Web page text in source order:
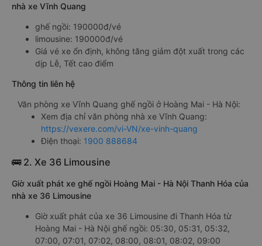
nhà xe Vĩnh Quang
ghế ngồi: 190000đ/vé
limousine: 190000đ/vé
Giá vé xe ổn định, không tăng giảm đột xuất trong các
dịp Lễ, Tết cao điểm
Thông tin liên hệ
Văn phòng xe Vĩnh Quang ghế ngồi ở Hoàng Mai - Hà Nội:
Xem địa chỉ văn phòng nhà xe Vĩnh Quang:
https://vexere.com/vi-VN/xe-vinh-quang
Điện thoại: 1900 888684
🚌 2. Xe 36 Limousine
Giờ xuất phát xe ghế ngồi Hoàng Mai - Hà Nội Thanh Hóa của
nhà xe 36 Limousine
Giờ xuất phát của xe 36 Limousine đi Thanh Hóa từ
Hoàng Mai - Hà Nội ghế ngồi: 05:30, 05:31, 05:32,
07:00, 07:01, 07:02, 08:00, 08:01, 08:02, 09:00